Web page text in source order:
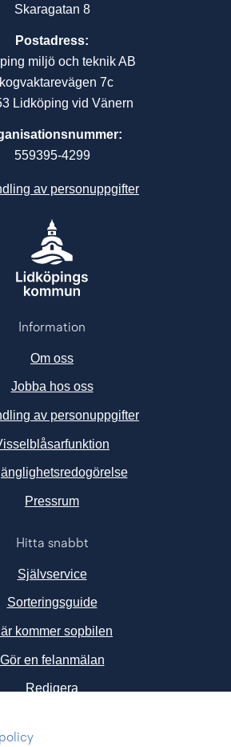
Skaragatan 8
Postadress:
miljö och teknik AB
7c
Lidköping vid Vänern
559395-4299
av personuppgifter
Information
Om oss
Jobba hos oss
av personuppgifter
PressrumLänk till annan webbplats,
Hitta snabbt
Självservice
Sorteringsguide
kommer sopbilen
Gör en felanmälan
Redigera
oss i sociala medier